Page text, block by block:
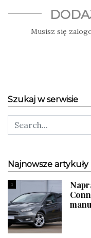
Musisz się
Szukaj w serwisie
Najnowsze artykuły
1